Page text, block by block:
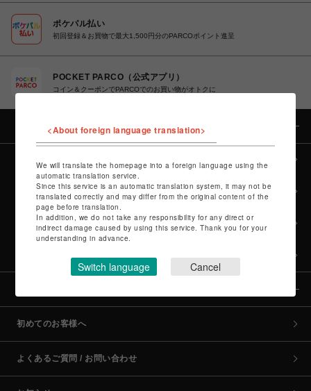
ポケパル払い
初回登録＆お買物で最大1,500円分のPARCOポイント進呈
POCKET PARCO（公式アプリ）
コイン＆クーポンでPARCOでのお買い物がオトクに
カテゴリー
culture TOP
POP-UP SHOP TOP
PARCO GAMES TOP
初めてのお客様へ
よくあるご質問 / お問い合わせ
<About foreign language translation>
We will translate the homepage into a foreign language using the
automatic translation service.
Since this service is an automatic translation system, it may not be
translated correctly and may differ from the original content of the
page before translation.
In addition, we do not take any responsibility for any direct or
indirect damage caused by using this service. Thank you for your
understanding in advance.
Switch language Cancel